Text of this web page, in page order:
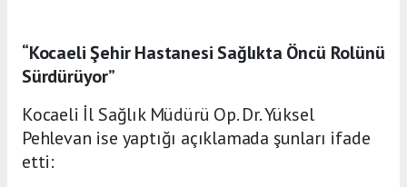
“Kocaeli Şehir Hastanesi Sağlıkta Öncü Rolünü
Sürdürüyor”
Kocaeli İl Sağlık Müdürü Op. Dr. Yüksel
Pehlevan ise yaptığı açıklamada şunları ifade
etti: